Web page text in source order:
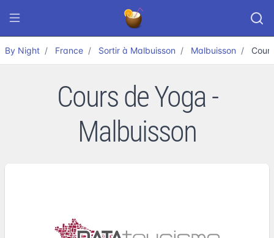
By Night France Sortir à Malbuisson Malbuisson
Cours de Yoga -
Malbuisson